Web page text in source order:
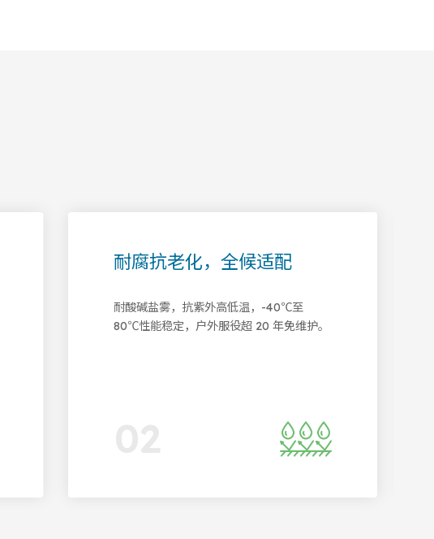
m，材料利用率 95%
生产，规格统一，适配规模化应
轻质高强，承载稳
材料比强度超钢材 3 倍，拉
≥350MPa，弯曲强度